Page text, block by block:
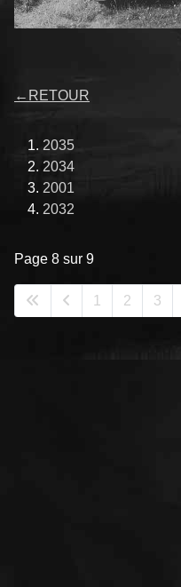
← RETOUR
2035
2034
2001
2032
Page 8 sur 9
1 2 3